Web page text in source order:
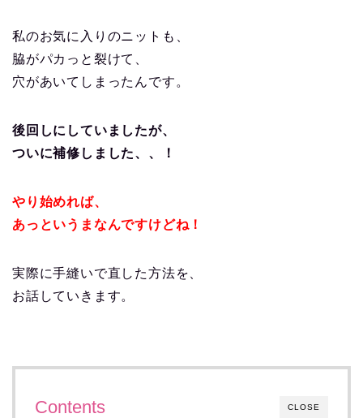
私のお気に入りのニットも、
脇がパカっと裂けて、
穴があいてしまったんです。
後回しにしていましたが、
ついに補修しました、、！
やり始めれば、
あっというまなんですけどね！
実際に手縫いで直した方法を、
お話していきます。
CLOSE
Contents